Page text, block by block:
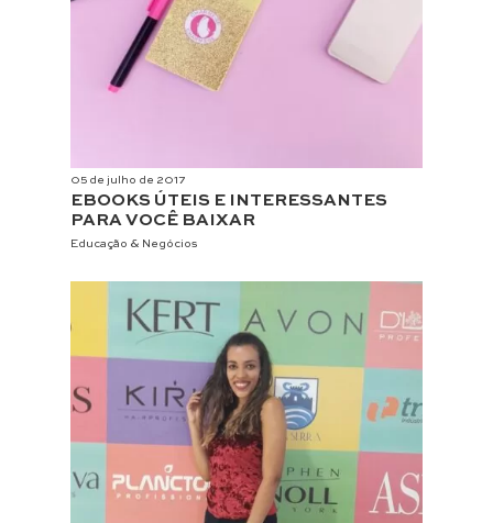
05 de julho de 2017
EBOOKS ÚTEIS E INTERESSANTES
PARA VOCÊ BAIXAR
Educação & Negócios